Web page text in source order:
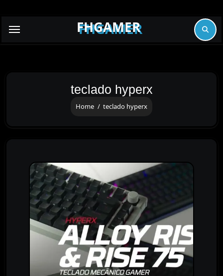
FHGAMER
teclado hyperx
Home teclado hyperx